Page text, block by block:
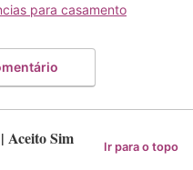
para casamento
Aceito Sim Ir para o topo